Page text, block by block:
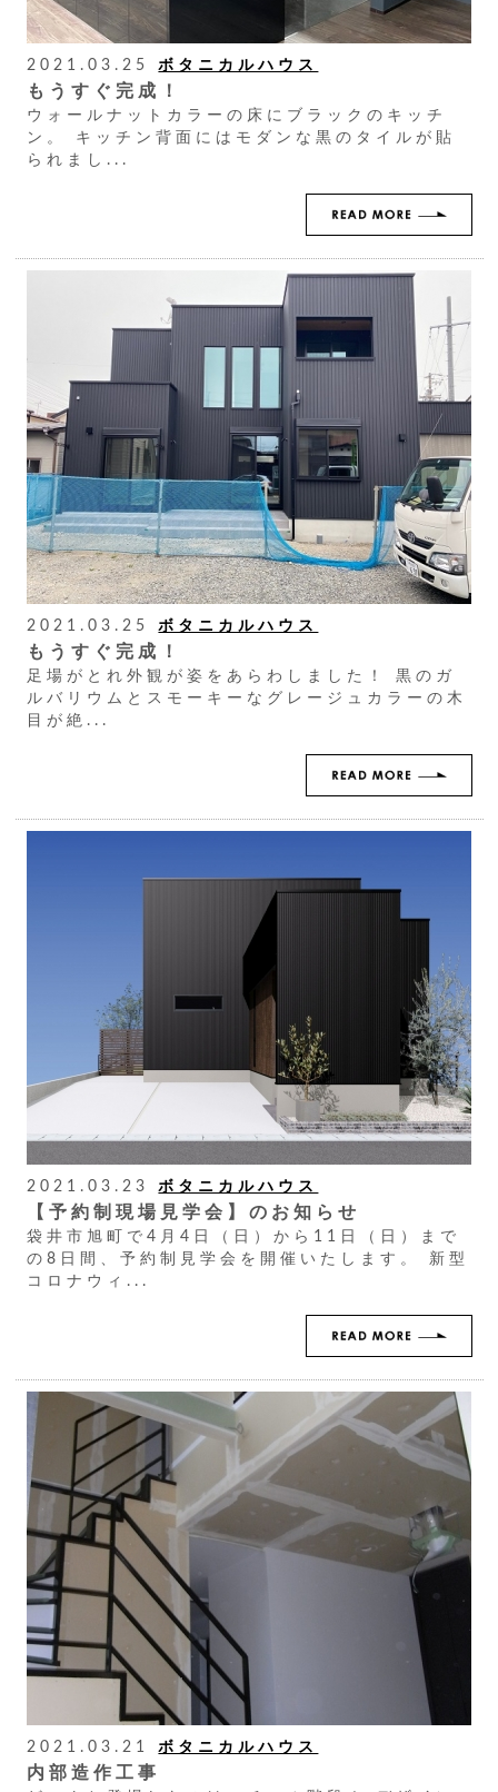
2021.03.25 ボタニカルハウス
もうすぐ完成！
ウォールナットカラーの床にブラックのキッチ
ン。 キッチン背面にはモダンな黒のタイルが貼
られまし...
2021.03.25 ボタニカルハウス
もうすぐ完成！
足場がとれ外観が姿をあらわしました！ 黒のガ
ルバリウムとスモーキーなグレージュカラーの木
目が絶...
2021.03.23 ボタニカルハウス
【予約制現場見学会】のお知らせ
袋井市旭町で4月4日（日）から11日（日）まで
の8日間、予約制見学会を開催いたします。 新型
コロナウィ...
2021.03.21 ボタニカルハウス
内部造作工事